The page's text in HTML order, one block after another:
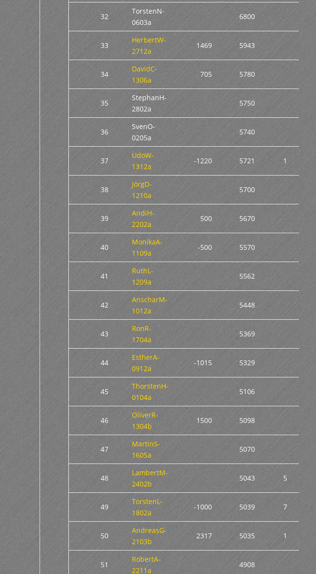
32
TorstenN-
0603a
6800
33
HerbertW-
2712a
1469 5943
34
DavidC-
1306a
705 5780
35
StephanH-
2802a
5750
36
SvenO-
0205a
5740
37
UdoW-
1312a
-1220 5721 1
38
JörgD-
1210a
5700
39
AndiH-
2202a
500 5670
40
MonikaA-
1109a
-500 5570
41
RuthL-
1209a
5562
42
AnscharM-
1012a
5448
43
RonR-
1704a
5369
44
EstherA-
0912a
-1015 5329
45
ThorstenH-
0104a
5106
46
OliverR-
1304b
1500 5098
47
MartinS-
1605a
5070
48
LambertM-
2402b
5043 5
49
TorstenL-
1802a
-1000 5039 7
50
AndreasG-
2103b
2317 5035 1
51
RobertA-
2211a
4908